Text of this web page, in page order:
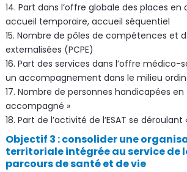
14. Part dans l’offre globale des places en
accueil temporaire, accueil séquentiel
15. Nombre de pôles de compétences et
externalisées (PCPE)
16. Part des services dans l’offre médico-
un accompagnement dans le milieu
17. Nombre de personnes handicapées
accompagné »
18. Part de l’activité de l’ESAT se déroulant
Objectif 3 : consolider une
territoriale intégrée au service de
parcours de santé et de vie